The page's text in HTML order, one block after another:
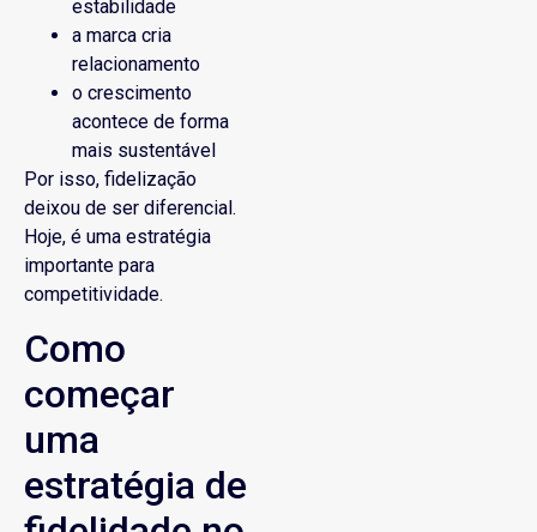
estabilidade
a marca cria
relacionamento
o crescimento
acontece de forma
mais sustentável
Por isso, fidelização
deixou de ser diferencial.
Hoje, é uma estratégia
importante para
competitividade.
Como
começar
uma
estratégia de